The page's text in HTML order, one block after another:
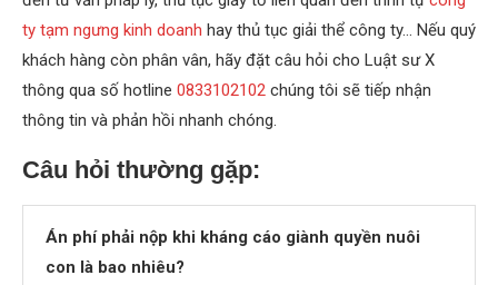
ty tạm ngưng kinh doanh hay thủ tục giải thể công ty… Nếu quý
khách hàng còn phân vân, hãy đặt câu hỏi cho Luật sư X
thông qua số hotline 0833102102 chúng tôi sẽ tiếp nhận
thông tin và phản hồi nhanh chóng.
Câu hỏi thường gặp:
Án phí phải nộp khi kháng cáo giành quyền nuôi
con là bao nhiêu?